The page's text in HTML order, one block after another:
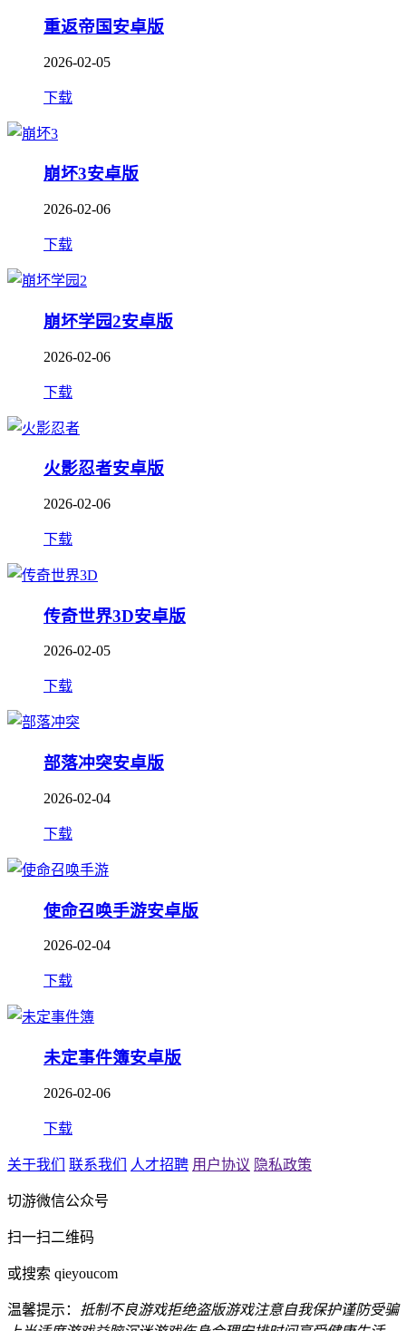
重返帝国安卓版
2026-02-05
下载
崩坏3安卓版
2026-02-06
下载
崩坏学园2安卓版
2026-02-06
下载
火影忍者安卓版
2026-02-06
下载
传奇世界3D安卓版
2026-02-05
下载
部落冲突安卓版
2026-02-04
下载
使命召唤手游安卓版
2026-02-04
下载
未定事件簿安卓版
2026-02-06
下载
关于我们 联系我们 人才招聘 用户协议 隐私政策
切游微信公众号
扫一扫二维码
或搜索 qieyoucom
温馨提示： 抵制不良游戏拒绝盗版游戏注意自我保护谨防受骗